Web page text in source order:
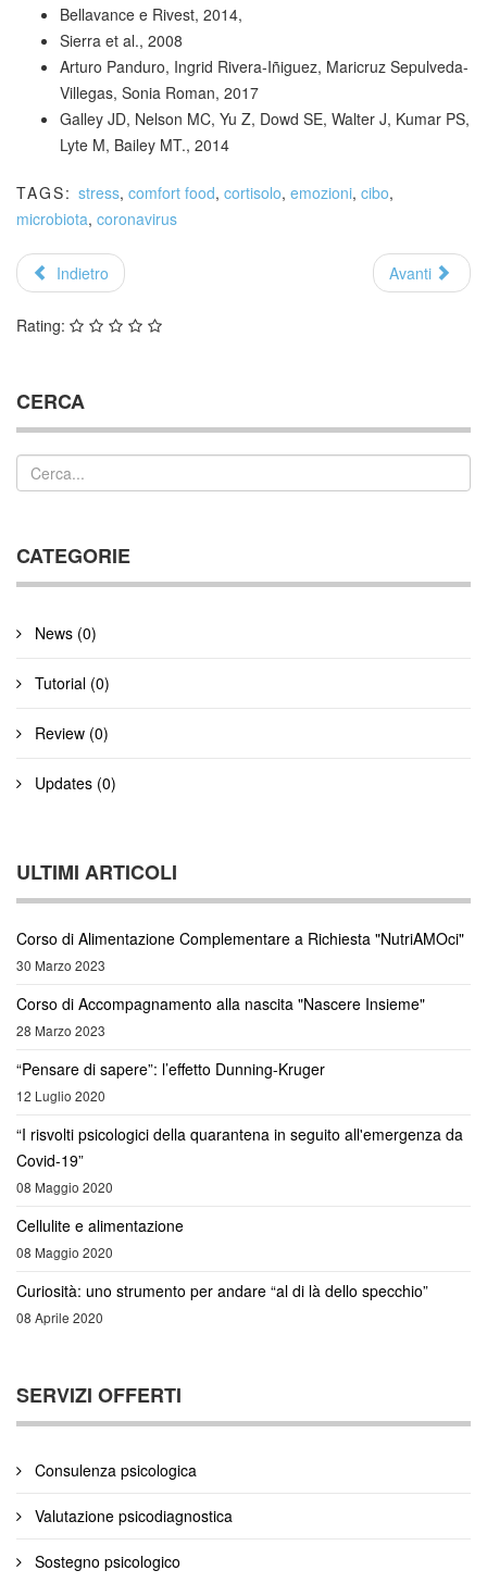
Bellavance e Rivest, 2014,
Sierra et al., 2008
Arturo Panduro, Ingrid Rivera-Iñiguez, Maricruz Sepulveda-
Villegas, Sonia Roman, 2017
Galley JD, Nelson MC, Yu Z, Dowd SE, Walter J, Kumar PS,
Lyte M, Bailey MT., 2014
TAGS: stress, comfort food, cortisolo, emozioni, cibo,
microbiota, coronavirus
Indietro Avanti
Rating:
CERCA
CATEGORIE
News (0)
Tutorial (0)
Review (0)
Updates (0)
ULTIMI ARTICOLI
Corso di Alimentazione Complementare a Richiesta "NutriAMOci"
30 Marzo 2023
Corso di Accompagnamento alla nascita "Nascere Insieme"
28 Marzo 2023
“Pensare di sapere”: l’effetto Dunning-Kruger
12 Luglio 2020
“I risvolti psicologici della quarantena in seguito all'emergenza da
Covid-19”
08 Maggio 2020
Cellulite e alimentazione
08 Maggio 2020
Curiosità: uno strumento per andare “al di là dello specchio”
08 Aprile 2020
SERVIZI OFFERTI
Consulenza psicologica
Valutazione psicodiagnostica
Sostegno psicologico